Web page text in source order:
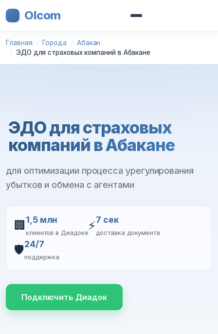
Olcom
Главная Города
Абакан
ЭДО для страховых компаний в Абакане
ЭДО для страховых
компаний в Абакане
для оптимизации процесса урегулирования
убытков и обмена с агентами
🏢 1,5 млн
клиентов в Диадоке
⚡7 сек
доставка документа
🛡️24/7
поддержка
Подключить Диадок